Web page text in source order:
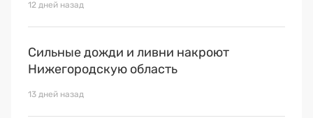
12 дней назад
Сильные дожди и ливни накроют
Нижегородскую область
13 дней назад